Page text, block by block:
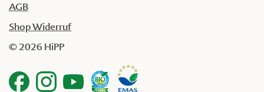
AGB
Shop Widerruf
© 2026 HiPP